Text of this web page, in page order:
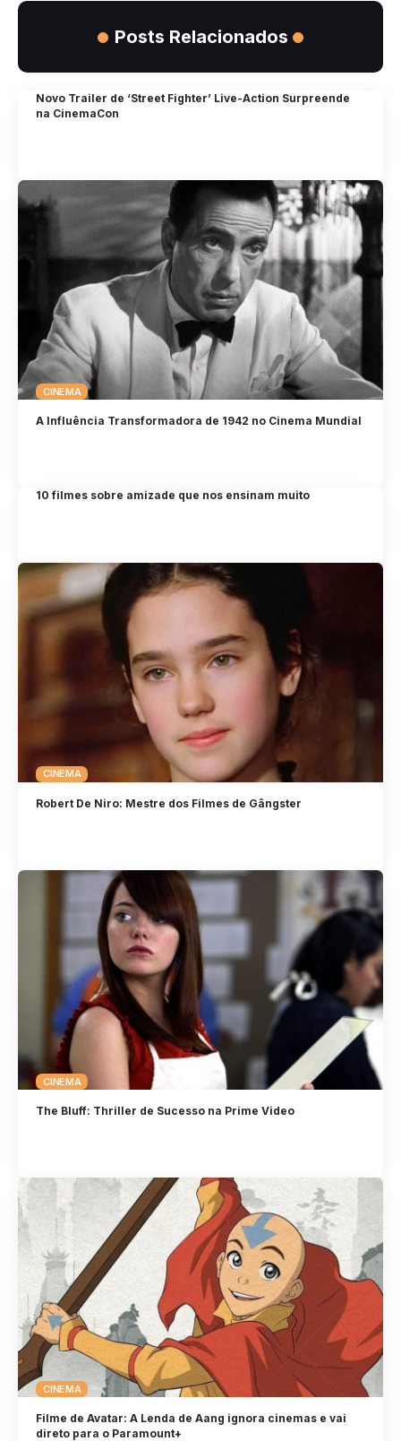
Posts Relacionados
Novo Trailer de ‘Street Fighter’ Live-Action Surpreende
na CinemaCon
CINEMA
A Influência Transformadora de 1942 no Cinema Mundial
10 filmes sobre amizade que nos ensinam muito
CINEMA
Robert De Niro: Mestre dos Filmes de Gângster
CINEMA
The Bluff: Thriller de Sucesso na Prime Video
CINEMA
Filme de Avatar: A Lenda de Aang ignora cinemas e vai
direto para o Paramount+